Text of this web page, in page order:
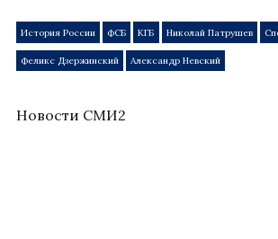
История России ФСБ КГБ Николай Патрушев
Феликс Дзержинский Александр Невский
Новости СМИ2